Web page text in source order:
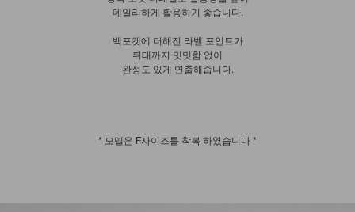
데일리하게 활용하기 좋습니다.
백포켓에 더해진 라벨 포인트가
뒤태까지 밋밋함 없이
완성도 있게 연출해줍니다.
* 모델은 F사이즈를 착복 하였습니다 *